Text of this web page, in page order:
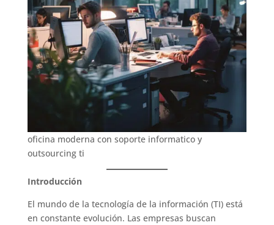
oficina moderna con soporte informatico y
outsourcing ti
Introducción
El mundo de la tecnología de la información (TI) está
en constante evolución. Las empresas buscan